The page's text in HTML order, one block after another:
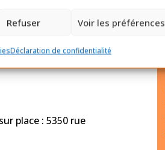
Refuser Voir les préférences
Déclaration de confidentialité
pour les enfants ayant
place : 5350 rue